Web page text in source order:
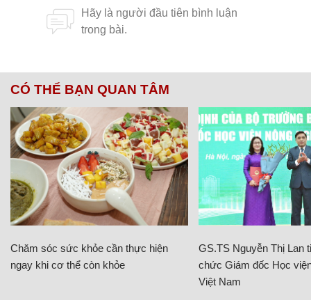
CÓ THỂ BẠN QUAN TÂM
Chăm sóc sức khỏe cần thực hiện
ngay khi cơ thể còn khỏe
GS.TS Nguyễn Thị Lan
chức Giám đốc Học
Việt Nam